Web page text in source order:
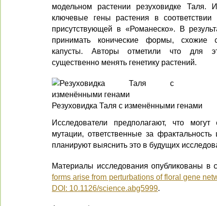
модельном растении резуховидке Таля.
ключевые гены растения в соответствии
присутствующей в «Романеско». В
принимать конические формы, схожие
капусты. Авторы отметили что для
существенно менять генетику растений.
Резуховидка Таля с изменёнными генами
Исследователи предполагают, что могут
мутации, ответственные за
планируют выяснить это в будущих
Материалы исследования опубликованы в
forms arise from perturbations of floral gene
DOI: 10.1126/science.abg5999.